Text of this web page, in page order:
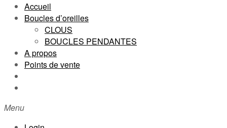
Accueil
Boucles d’oreilles
CLOUS
BOUCLES PENDANTES
A propos
Points de vente
Menu